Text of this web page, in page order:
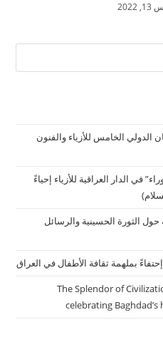
الدولي الخامس للأزياء والفنون
في الدار العراقية للأزياء إحياءً
حول الثورة الحسينية والرسائل
بملهمة ثقافة الأطفال في العراق
“The Splendor of
celebrating